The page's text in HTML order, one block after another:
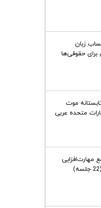
زبان
برای حقوقی‌ها
موت
متحده عربی
مهارت‌افزایی